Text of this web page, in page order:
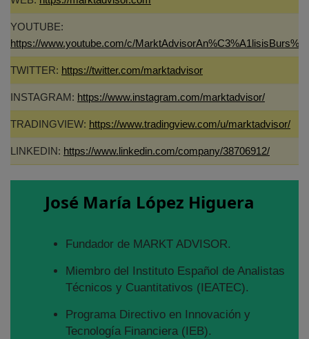
YOUTUBE:
https://www.youtube.com/c/
TWITTER: https://twitter.com/marktadvisor
INSTAGRAM: https://www.instagram.com/marktadvisor/
TRADINGVIEW: https://www.tradingview.com/u/marktadvisor/
LINKEDIN: https://www.linkedin.com/company/38706912/
José María López Higuera
Fundador de MARKT ADVISOR.
Miembro del Instituto Español de Analistas
Técnicos y Cuantitativos (IEATEC).
Programa Directivo en Innovación y
Tecnología Financiera (IEB).